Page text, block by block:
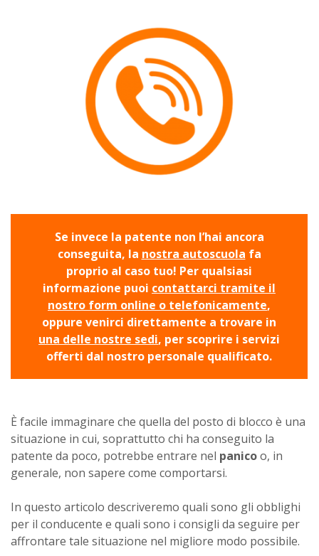
Se invece la patente non l’hai ancora
conseguita, la nostra autoscuola fa
proprio al caso tuo! Per qualsiasi
informazione puoi contattarci tramite il
nostro form online o telefonicamente,
oppure venirci direttamente a trovare in
una delle nostre sedi, per scoprire i servizi
offerti dal nostro personale qualificato.
È facile immaginare che quella del posto di blocco è una
situazione in cui, soprattutto chi ha conseguito la
patente da poco, potrebbe entrare nel panicoo, in
generale, non sapere come comportarsi.
In questo articolo descriveremo quali sono gli obblighi
per il conducente e quali sono i consigli da seguire per
affrontare tale situazione nel migliore modo possibile.